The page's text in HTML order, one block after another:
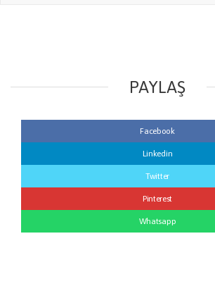
PAYLAŞ
Facebook
Linkedin
Twitter
Pinterest
Whatsapp